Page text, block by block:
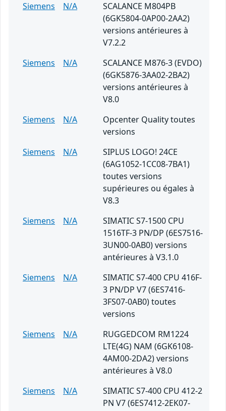
Siemens
N/A
SCALANCE M804PB
(6GK5804-0AP00-2AA2)
versions antérieures à
V7.2.2
Siemens
N/A
SCALANCE M876-3 (EVDO)
(6GK5876-3AA02-2BA2)
versions antérieures à
V8.0
Siemens
N/A
Opcenter Quality toutes
versions
Siemens
N/A
SIPLUS LOGO! 24CE
(6AG1052-1CC08-7BA1)
toutes versions
supérieures ou égales à
V8.3
Siemens
N/A
SIMATIC S7-1500 CPU
1516TF-3 PN/DP (6ES7516-
3UN00-0AB0) versions
antérieures à V3.1.0
Siemens
N/A
SIMATIC S7-400 CPU 416F-
3 PN/DP V7 (6ES7416-
3FS07-0AB0) toutes
versions
Siemens
N/A
RUGGEDCOM RM1224
LTE(4G) NAM (6GK6108-
4AM00-2DA2) versions
antérieures à V8.0
Siemens
N/A
SIMATIC S7-400 CPU 412-2
PN V7 (6ES7412-2EK07-